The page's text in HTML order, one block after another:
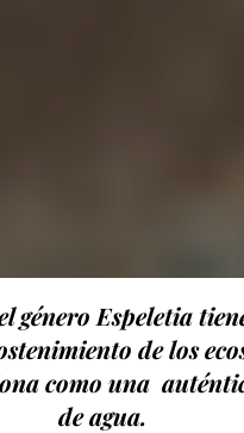
género Espeletia
de los
como una
de agua.